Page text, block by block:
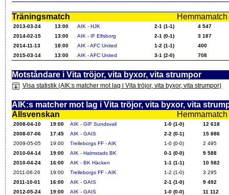
Träningsmatch
2013-03-24 13:00 AIK - HJK 2-1 (1-1)
4 547
2014-02-15
13:00 AIK - IF Elfsborg 2-1 (0-1)
3 187
2014-11-13
18:00 AIK - AFC United 1-2 (1-1)
400
2015-03-14
13:00 AIK - AFC United 3-1 (2-0) 708
Motståndare i Vita tröjor, vita byxor, vita strumpor
Visa statistik (AIK:s matcher mot lag i Vita tröjor, vita byxor, vita strumpor)
AIK:s matcher mot lag i Vita tröjor, vita byxor, vita
Allsvenskan
2008-04-10 19:00 AIK - GIF Sundsvall 1-0 (1-0)
12 618
2008-07-06
17:45 AIK - GAIS 2-2 (0-1)
15 886
2009-05-05
19:00 Trelleborgs FF - AIK 1-0 (0-0)
2 495
2010-04-14
19:00 AIK - Halmstads BK 0-1 (0-0)
9 588
2010-04-24
16:00 AIK - BK Häcken 1-1 (1-1)
10 582
2011-06-26
19:00 Trelleborgs FF - AIK 1-2 (1-0)
3 295
2011-10-01
16:00 AIK - GAIS 2-1 (1-0)
9 492
2012-05-24
19:00 AIK - GAIS 1-0 (0-0)
11 112